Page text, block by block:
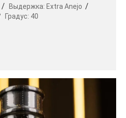
Выдержка: Extra Anejo
Градус: 40